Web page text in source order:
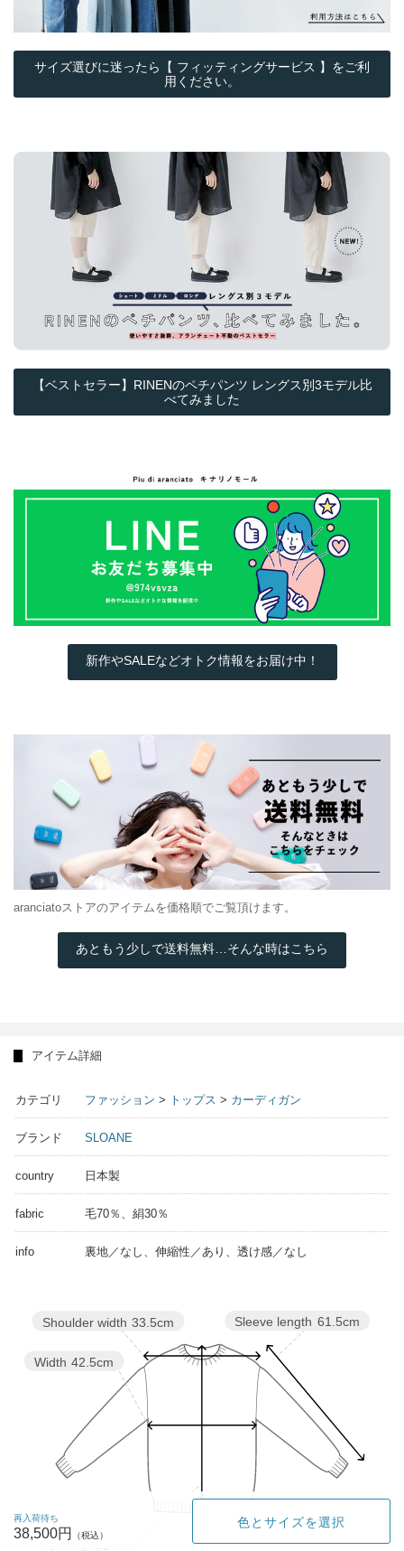
サイズ選びに迷ったら【 フィッティングサービス 】をご利
用ください。
【ベストセラー】RINENのペチパンツ レングス別3モデル比
べてみました
新作やSALEなどオトク情報をお届け中！
aranciatoストアのアイテムを価格順でご覧頂けます。
あともう少しで送料無料…そんな時はこちら
アイテム詳細
カテゴリ ファッション > トップス > カーディガン
ブランド SLOANE
country 日本製
fabric 毛70％、絹30％
info 裏地／なし、伸縮性／あり、透け感／なし
Sleeve length 61.5cm
Width 42.5cm
Shoulder width 33.5cm
再入荷待ち
38,500円
色とサイズを選択